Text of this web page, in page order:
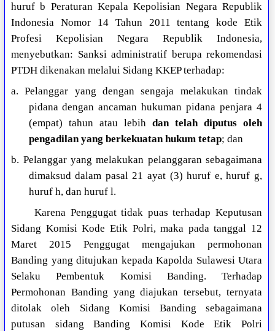
huruf b Peraturan Kepala Kepolisian Negara Republik
Indonesia Nomor 14 Tahun 2011 tentang kode Etik
Profesi Kepolisian Negara Republik Indonesia,
menyebutkan: Sanksi administratif berupa rekomendasi
PTDH dikenakan melalui Sidang KKEP terhadap:
a. Pelanggar yang dengan sengaja melakukan tindak
pidana dengan ancaman hukuman pidana penjara 4
(empat) tahun atau lebih dan telah diputus oleh
pengadilan yang berkekuatan hukum tetap; dan
b. Pelanggar yang melakukan pelanggaran sebagaimana
dimaksud dalam pasal 21 ayat (3) huruf e, huruf g,
huruf h, dan huruf l.
Karena Penggugat tidak puas terhadap Keputusan
Sidang Komisi Kode Etik Polri, maka pada tanggal 12
Maret 2015 Penggugat mengajukan permohonan
Banding yang ditujukan kepada Kapolda Sulawesi Utara
Selaku Pembentuk Komisi Banding. Terhadap
Permohonan Banding yang diajukan tersebut, ternyata
ditolak oleh Sidang Komisi Banding sebagaimana
putusan sidang Banding Komisi Kode Etik Polri